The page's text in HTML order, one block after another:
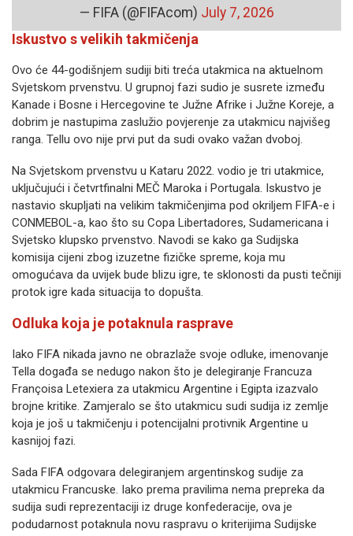
— FIFA (@FIFAcom) July 7, 2026
Iskustvo s velikih takmičenja
Ovo će 44-godišnjem sudiji biti treća utakmica na aktuelnom
Svjetskom prvenstvu. U grupnoj fazi sudio je susrete između
Kanade i Bosne i Hercegovine te Južne Afrike i Južne Koreje, a
dobrim je nastupima zaslužio povjerenje za utakmicu najvišeg
ranga. Tellu ovo nije prvi put da sudi ovako važan dvoboj.
Na Svjetskom prvenstvu u Kataru 2022. vodio je tri utakmice,
uključujući i četvrtfinalni MEČ Maroka i Portugala. Iskustvo je
nastavio skupljati na velikim takmičenjima pod okriljem FIFA-e i
CONMEBOL-a, kao što su Copa Libertadores, Sudamericana i
Svjetsko klupsko prvenstvo. Navodi se kako ga Sudijska
komisija cijeni zbog izuzetne fizičke spreme, koja mu
omogućava da uvijek bude blizu igre, te sklonosti da pusti tečniji
protok igre kada situacija to dopušta.
Odluka koja je potaknula rasprave
Iako FIFA nikada javno ne obrazlaže svoje odluke, imenovanje
Tella događa se nedugo nakon što je delegiranje Francuza
Françoisa Letexiera za utakmicu Argentine i Egipta izazvalo
brojne kritike. Zamjeralo se što utakmicu sudi sudija iz zemlje
koja je još u takmičenju i potencijalni protivnik Argentine u
kasnijoj fazi.
Sada FIFA odgovara delegiranjem argentinskog sudije za
utakmicu Francuske. Iako prema pravilima nema prepreka da
sudija sudi reprezentaciji iz druge konfederacije, ova je
podudarnost potaknula novu raspravu o kriterijima Sudijske